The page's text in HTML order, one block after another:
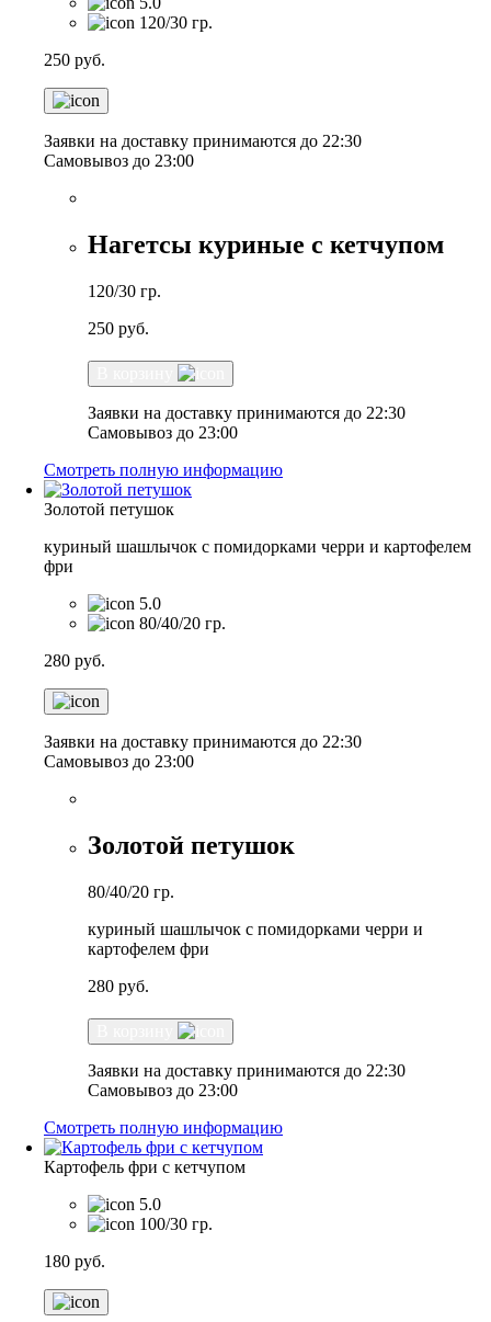
120/30 гр.
250 руб.
Заявки на доставку принимаются до 22:30
Самовывоз до 23:00
Нагетсы куриные с кетчупом
120/30 гр.
250 руб.
Заявки на доставку принимаются до 22:30
Самовывоз до 23:00
Смотреть полную информацию
Золотой петушок
куриный шашлычок с помидорками черри и картофелем
фри
5.0
80/40/20 гр.
280 руб.
Заявки на доставку принимаются до 22:30
Самовывоз до 23:00
Золотой петушок
80/40/20 гр.
куриный шашлычок с помидорками черри и
картофелем фри
280 руб.
Заявки на доставку принимаются до 22:30
Самовывоз до 23:00
Смотреть полную информацию
Картофель фри с кетчупом
5.0
100/30 гр.
180 руб.